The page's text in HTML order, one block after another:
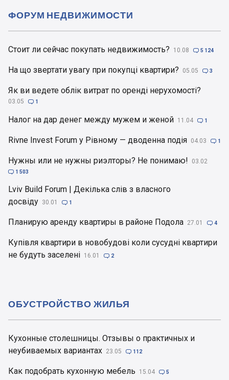
Стоит ли сейчас покупать недвижимость? 10.08  5 124
На що звертати увагу при покупці квартири? 05.05  3
Як ви ведете облік витрат по оренді нерухомості?
03.05  1
Налог на дар денег между мужем и женой 11.04  1
Rivne Invest Forum у Рівному — дводенна подія 04.03  1
Нужны или не нужны риэлторы? Не понимаю! 03.02
 1 503
Lviv Build Forum | Декілька слів з власного
досвіду 30.01  1
Планирую аренду квартиры в районе Подола 27.01  4
Купівля квартири в новобудові коли сусудні квартири
не будуть заселені 16.01  2
ФОРУМ НЕДВИЖИМОСТИ
Кухонные столешницы. Отзывы о практичных и
неубиваемых вариантах 23.05  112
Как подобрать кухонную мебель 15.04  5
ОБУСТРОЙСТВО ЖИЛЬЯ